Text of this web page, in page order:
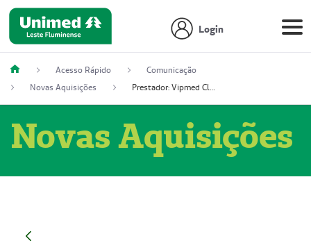
Login
Acesso Rápido
Comunicação
Novas Aquisições
Prestador: Vipmed Clínica Geral Ltda, 51004349-0 (Nome Fantasia: Policlínica Master)
Novas Aquisições